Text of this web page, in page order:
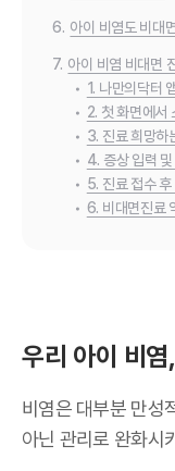
6. 아이 비염도 비대
7. 아이 비염 비대면
• 1. 나만의닥터
• 2. 첫 화면에서
• 3. 진료 희망하
• 4. 증상 입력
• 5. 진료 접수 후
• 6. 비대면진료
우리 아이 비
비염은 대부분 만성
아닌 관리로 완화시